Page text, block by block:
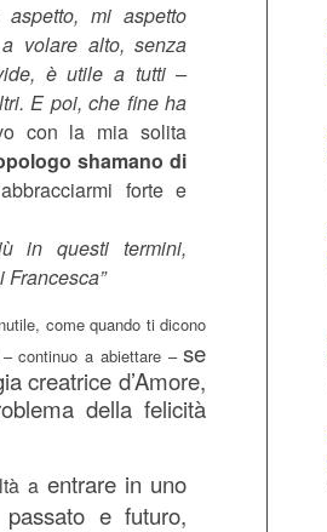
mi aspetto
volare alto, senza
è utile a tutti –
E poi, che fine ha
con la mia solita
shamano di
forte e
in questi termini,
come quando ti dicono
– continuo a abiettare –se
creatrice d’Amore,
della felicità
aentrare in uno
e futuro,